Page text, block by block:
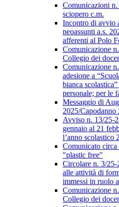
Comunicazioni n.
sciopero c.m.
Incontro di avvio
neoassunti a.s.
afferenti al Polo
Comunicazione
Collegio dei
Comunicazione
adesione a
bianca
personale; per le
Messaggio di
2025/Capodanno
Avviso n. 13/25-
gennaio al 21
l’anno scolastico
Comunicato
"plastic free"
Circolare n. 3/
alle attività di
immessi in ruolo
Comunicazione
Collegio dei